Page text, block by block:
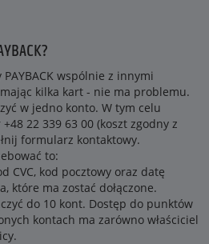
wspólnie z innymi
kilka kart - nie ma problemu.
w jedno konto. W tym celu
22 339 63 00 (koszt zgodny z
formularz kontaktowy.
to:
CVC, kod pocztowy oraz datę
które ma zostać dołączone.
do 10 kont. Dostęp do punktów
kontach ma zarówno właściciel